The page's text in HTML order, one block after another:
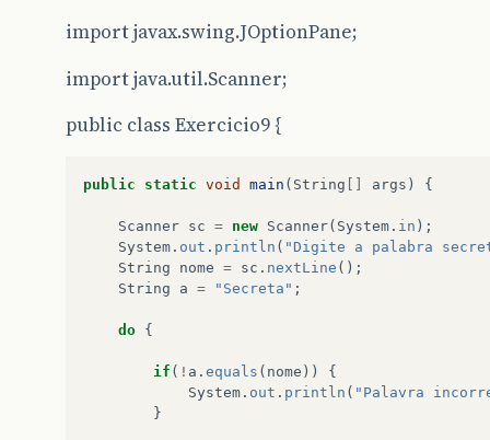
import javax.swing.JOptionPane;
import java.util.Scanner;
public class Exercicio9 {
public static void main ( String args ) {
Scanner sc = new Scanner( System . in );
System . out . println ( "Digite a palabra
String
nome = sc . nextLine ();
String
a = "Secreta" ;
do {
if ( ! a . equals ( nome ))
{
System . out . println ( "Palavra
}